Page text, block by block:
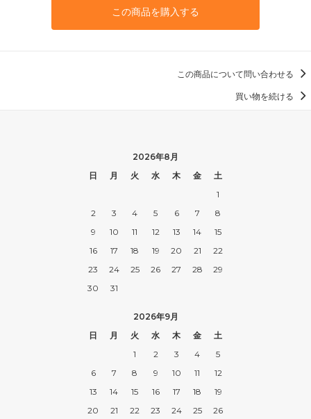
この商品を購入する
この商品について問い合わせる
買い物を続ける
2026年8月
日
月 火 水 木 金
土
1
2
3 4 5 6 7
8
9
10 11 12 13 14
15
16
17 18 19 20 21
22
23
24 25 26 27 28
29
30
31
2026年9月
日
月 火 水 木 金
土
1
2 3 4
5
6
7 8 9 10 11
12
13
14 15 16 17 18
19
20
21 22 23 24 25
26